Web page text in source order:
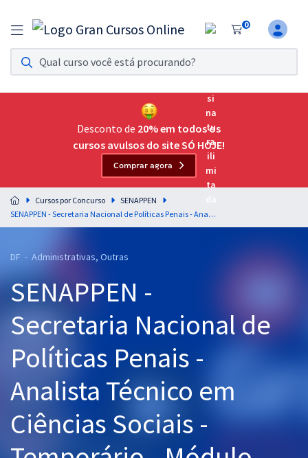
0
Assinatura Ilimitada 11
Acesso a todos os cursos. Teste grátis por 7 dias!
Assinatura OAB Até Passar
Acesso ilimitado a toda preparação para o Exame da
Residências Multiprofissionais
Preparação completa e intensiva para as principais
residências em saúde do Brasil
Cursos 20% OFF
Pós
Graduação
OAB
Mentorias
Questões grátis
Desconto de 20% em todos os
cursos avulsos do site SÓ HOJE!
Comprar agora
Cursos por Concurso
SENAPPEN
SENAPPEN - Secretaria Nacional de Políticas Penais - Analista Técnico em Ciências Sociais - Temporário - Módulo Especial
DF - Administrativas, Outras
SENAPPEN -
Secretaria Nacional de
Políticas Penais -
Analista Técnico em
Ciências Sociais -